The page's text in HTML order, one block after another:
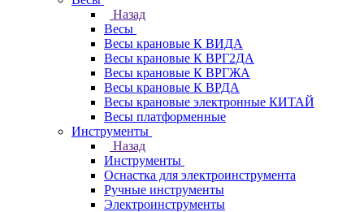
Назад
Весы
Весы крановые К ВИДА
Весы крановые К ВРГ2ДА
Весы крановые К ВРГЖА
Весы крановые К ВРДА
Весы крановые электронные КИТАЙ
Весы платформенные
Инструменты
Назад
Инструменты
Оснастка для электроинструмента
Ручные инструменты
Электроинструменты